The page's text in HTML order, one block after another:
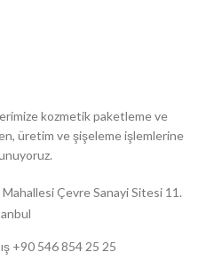
kozmetik paketleme ve
üretim ve şişeleme işlemlerine
Çevre Sanayi Sitesi 11.
+90 546 854 25 25